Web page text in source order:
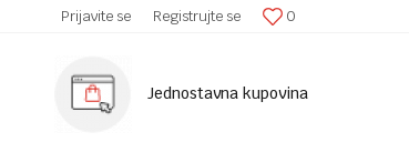
SIGURNA ISPORUKA! 0
Prijavite se Registrujte se
Jednostavna kupovina